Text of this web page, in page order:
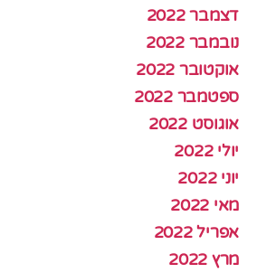
דצמבר 2022
נובמבר 2022
אוקטובר 2022
ספטמבר 2022
אוגוסט 2022
יולי 2022
יוני 2022
מאי 2022
אפריל 2022
מרץ 2022